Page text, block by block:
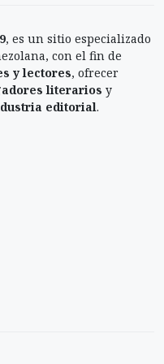
, es un sitio especializado
con el fin de
y lectores, ofrecer
literarios y
editorial.